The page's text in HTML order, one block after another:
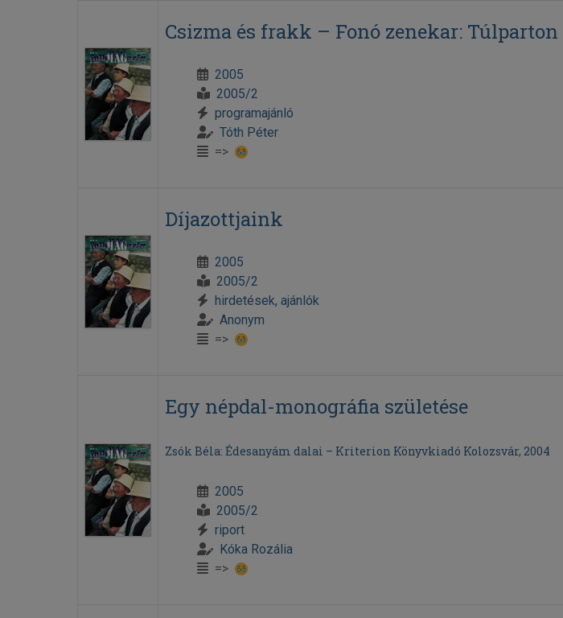
Csizma és frakk – Fonó zenekar: Túlparton
2005
2005/2
programajánló
Tóth Péter
=>
Díjazottjaink
2005
2005/2
hirdetések, ajánlók
Anonym
=>
Egy népdal-monográfia születése
Zsók Béla: Édesanyám dalai – Kriterion Könyvkiadó Kolozsvár, 2004
2005
2005/2
riport
Kóka Rozália
=>